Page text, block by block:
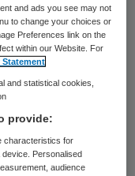
waarschuwing
en
zijn. Daar
maar
nog steeds te
kliniek.
and ads you see may not
to change your choices or
Preferences link on the
within our Website. For
Statement
and statistical cookies,
provide:
characteristics for
Personalised
audience